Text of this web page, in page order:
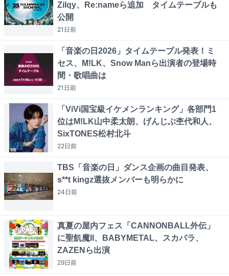
Zilqy、Re:nameら追加 タイムテーブルも
公開
21日前
「音楽の日2026」タイムテーブル発表！ミ
セス、M!LK、Snow Manら出演者の登場時
間・歌唱曲は
21日前
「ViVi国宝級イケメンランキング」各部門1
位はM!LK山中柔太朗、げんじぶ杢代和人、
SixTONES松村北斗
22日前
TBS「音楽の日」ダンス企画の曲目発表、
s**t kingz選抜メンバーも明らかに
24日前
真夏の屋内フェス「CANNONBALL外伝」
に聖飢魔II、BABYMETAL、スカパラ、
ZAZENら出演
29日前